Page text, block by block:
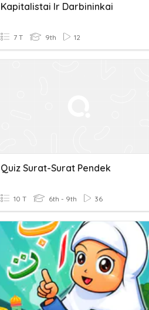
Kapitalistai Ir Darbininkai
7 T 9th 12
Quiz Surat-Surat Pendek
10 T 6th - 9th 36